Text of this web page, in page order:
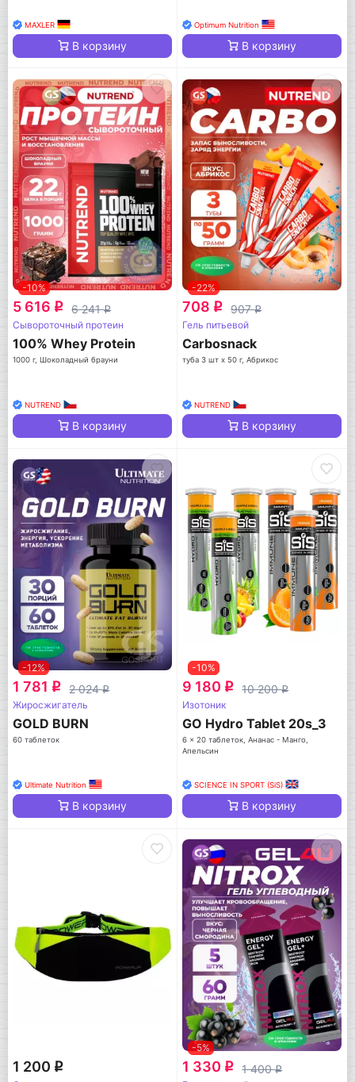
MAXLER
В корзину
Optimum Nutrition
В корзину
-10%
5 616 q 6 241q
Сывороточный протеин
100% Whey Protein
1000 г, Шоколадный брауни
NUTREND
В корзину
-22%
708 q 907q
Гель питьевой
Carbosnack
туба 3 шт x 50 г, Абрикос
NUTREND
В корзину
-12%
1 781 q 2 024q
Жиросжигатель
GOLD BURN
60 таблеток
Ultimate Nutrition
В корзину
-10%
9 180 q 10 200q
Изотоник
GO Hydro Tablet 20s_3
6 x 20 таблеток, Ананас - Манго,
Апельсин
SCIENCE IN SPORT (SiS)
В корзину
1 200 q
-5%
1 330 q 1 400q